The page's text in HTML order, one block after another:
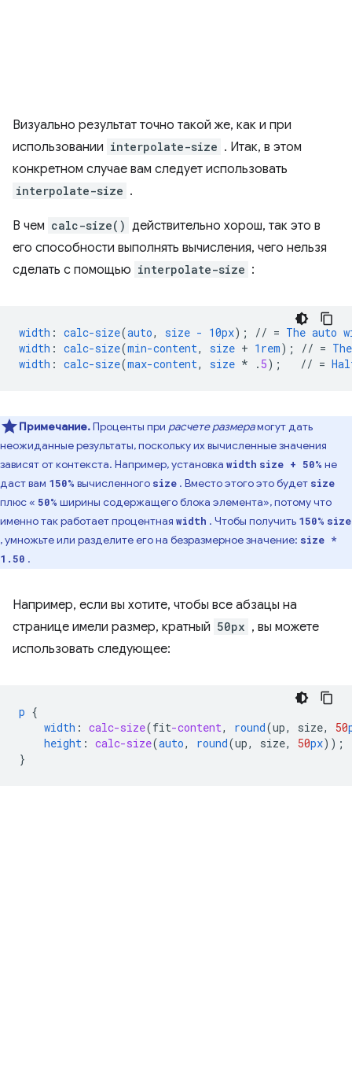
Визуально результат точно такой же, как и при
использовании interpolate-size . Итак, в этом
конкретном случае вам следует использовать
interpolate-size .
В чем calc-size() действительно хорош, так это в
его способности выполнять вычисления, чего нельзя
сделать с помощью interpolate-size :
width : calc-size(auto, size - 10px); // = The auto
width : calc-size(min-content, size + 1rem); // = The
width : calc-size(max-content, size * . 5); // =
Примечание.Проценты при расчете размерамогут дать
неожиданные результаты, поскольку их вычисленные значения
зависят от контекста. Например, установка width size + 50% не
даст вам 150% вычисленного size . Вместо этого это будет size
плюс « 50% ширины содержащего блока элемента», потому что
именно так работает процентная width . Чтобы получить 150% size
, умножьте или разделите его на безразмерное значение: size *
1.50 .
Например, если вы хотите, чтобы все абзацы на
странице имели размер, кратный 50px , вы можете
использовать следующее:
p {
width : calc-size(fit-content, round(up, size, 50
height : calc-size(auto, round(up, size, 50px));
}